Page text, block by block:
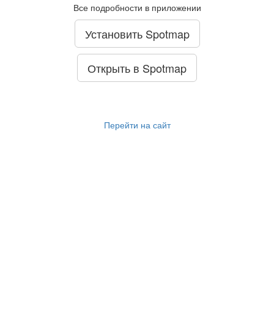
Все подробности в приложении
Установить Spotmap
Открыть в Spotmap
Перейти на сайт